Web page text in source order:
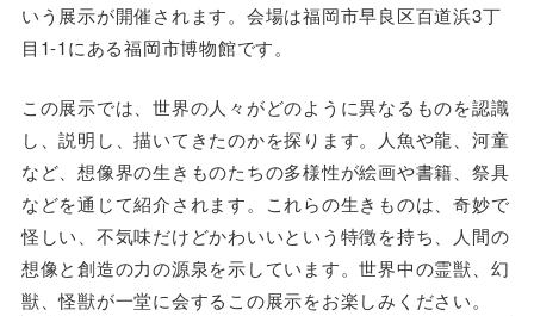
いう展示が開催されます。会場は福岡市早良区百道浜3丁
目1-1にある福岡市博物館です。
この展示では、世界の人々がどのように異なるものを認識
し、説明し、描いてきたのかを探ります。人魚や龍、河童
など、想像界の生きものたちの多様性が絵画や書籍、祭具
などを通じて紹介されます。これらの生きものは、奇妙で
怪しい、不気味だけどかわいいという特徴を持ち、人間の
想像と創造の力の源泉を示しています。世界中の霊獣、幻
獣、怪獣が一堂に会するこの展示をお楽しみください。